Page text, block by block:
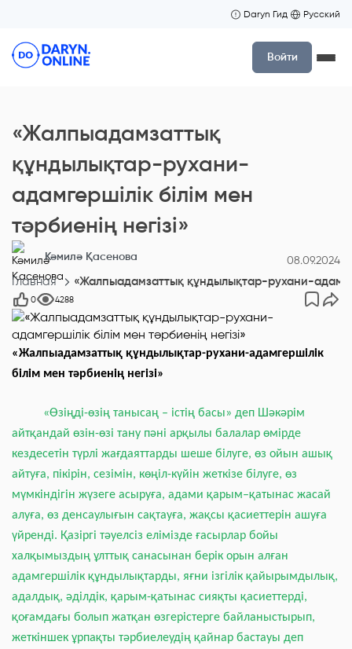
Daryn Гид Русский
Войти
«Жалпыадамзаттық
құндылықтар-рухани-
адамгершілік білім мен
тәрбиенің негізі»
Кәмилә Қасенова 08.09.2024
Главная «Жалпыадамзаттық құндылықтар-рухани-
0 4288
«Жалпыадамзаттық құндылықтар-рухани-адамгершілік
білім мен тәрбиенің негізі»
«Өзіңді-өзің танысаң – істің басы» деп Шәкәрім
айтқандай өзін-өзі тану пәні арқылы балалар өмірде
кездесетін түрлі жағдаяттарды шеше білуге, өз ойын ашық
айтуға, пікірін, сезімін, көңіл-күйін жеткізе білуге, өз
мүмкіндігін жүзеге асыруға, адами қарым–қатынас жасай
алуға, өз денсаулығын сақтауға, жақсы қасиеттерін ашуға
үйренді. Қазіргі тәуелсіз елімізде ғасырлар бойы
халқымыздың ұлттық санасынан берік орын алған
адамгершілік құндылықтарды, яғни ізгілік қайырымдылық,
адалдық, әділдік, қарым-қатынас сияқты қасиеттерді,
қоғамдағы болып жатқан өзгерістерге байланыстырып,
жеткіншек ұрпақты тәрбиелеудің қайнар бастауы деп